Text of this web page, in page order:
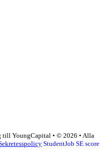
till YoungCapital • © 2026 • Alla
StudentJob SE score